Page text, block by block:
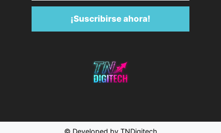
¡Suscribirse ahora!